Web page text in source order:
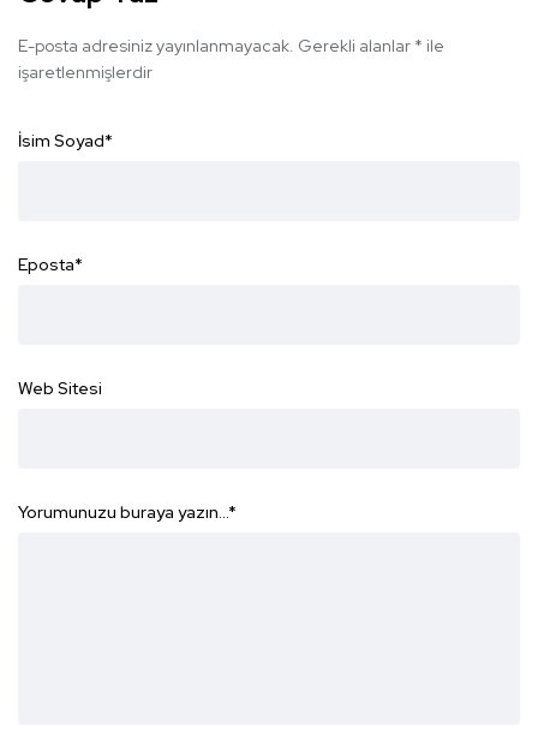
E-posta adresiniz yayınlanmayacak. Gerekli alanlar * ile
işaretlenmişlerdir
İsim Soyad*
Eposta*
Web Sitesi
Yorumunuzu buraya yazın...*